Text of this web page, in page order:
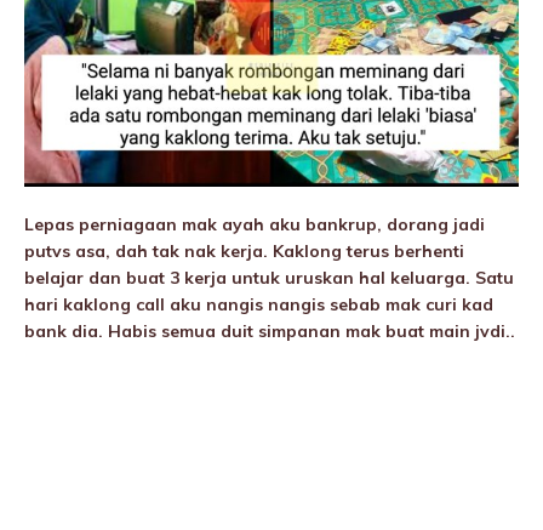
Lepas perniagaan mak ayah aku bankrup, dorang jadi
putvs asa, dah tak nak kerja. Kaklong terus berhenti
belajar dan buat 3 kerja untuk uruskan hal keluarga. Satu
hari kaklong call aku nangis nangis sebab mak curi kad
bank dia. Habis semua duit simpanan mak buat main jvdi..